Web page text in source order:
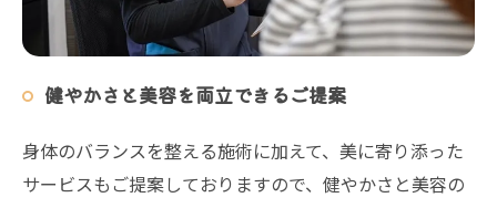
健やかさと美容を両立できるご提案
身体のバランスを整える施術に加えて、美に寄り添った
サービスもご提案しておりますので、健やかさと美容の